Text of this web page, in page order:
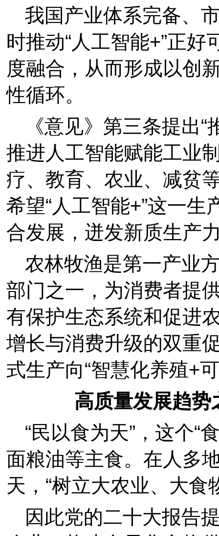
我国产业体系完备、
时推动“人工智能+”正
度融合，从而形成以创
性循环。
《意见》第三条提出
推进人工智能赋能工业
疗、教育、农业、减贫
希望“人工智能+”这一生
合发展，迸发新质生产
农林牧渔是第一产业
部门之一，为消费者提
有保护生态系统和促进
增长与消费升级的双重
式生产向“智慧化养殖+
高质量发展趋势
“民以食为天”，这个“
面粮油等主食。在人多
天，“树立大农业、大食
因此党的二十大报告